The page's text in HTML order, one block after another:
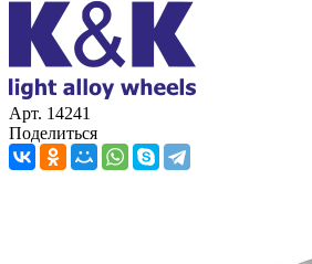
Арт. 14241
Поделиться